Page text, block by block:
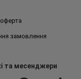
замовлення
та месенджери